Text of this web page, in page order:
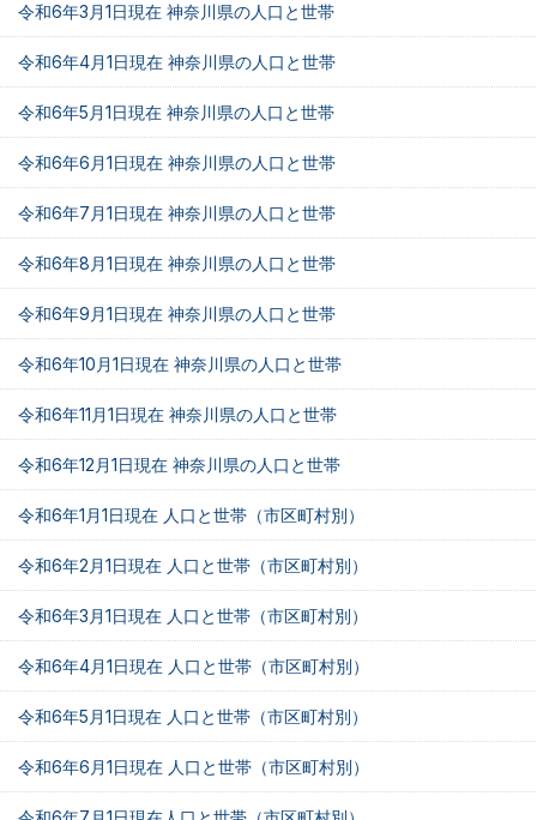
令和6年3月1日現在 神奈川県の人口と世帯
令和6年4月1日現在 神奈川県の人口と世帯
令和6年5月1日現在 神奈川県の人口と世帯
令和6年6月1日現在 神奈川県の人口と世帯
令和6年7月1日現在 神奈川県の人口と世帯
令和6年8月1日現在 神奈川県の人口と世帯
令和6年9月1日現在 神奈川県の人口と世帯
令和6年10月1日現在 神奈川県の人口と世帯
令和6年11月1日現在 神奈川県の人口と世帯
令和6年12月1日現在 神奈川県の人口と世帯
令和6年1月1日現在 人口と世帯（市区町村別）
令和6年2月1日現在 人口と世帯（市区町村別）
令和6年3月1日現在 人口と世帯（市区町村別）
令和6年4月1日現在 人口と世帯（市区町村別）
令和6年5月1日現在 人口と世帯（市区町村別）
令和6年6月1日現在 人口と世帯（市区町村別）